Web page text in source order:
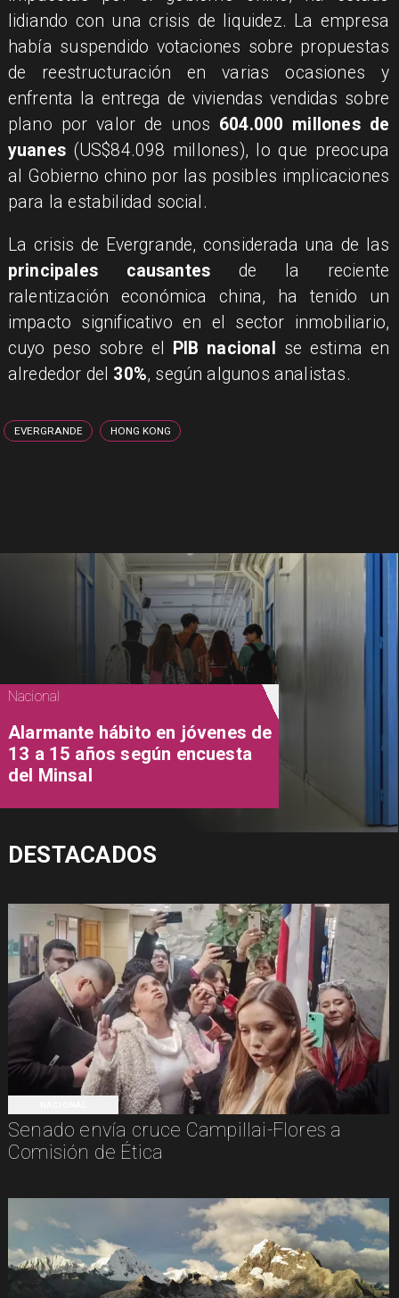
lidiando con una crisis de liquidez. La empresa
había suspendido votaciones sobre propuestas
de reestructuración en varias ocasiones y
enfrenta la entrega de viviendas vendidas sobre
plano por valor de unos 604.000 millones de
yuanes (US$84.098 millones), lo que preocupa
al Gobierno chino por las posibles implicaciones
para la estabilidad social.
La crisis de Evergrande, considerada una de las
principales causantes de la reciente
ralentización económica china, ha tenido un
impacto significativo en el sector inmobiliario,
cuyo peso sobre el
PIB nacional
se estima en
alrededor del 30%, según algunos analistas.
EVERGRANDE HONG KONG
Senado envía cruce Campillai-Flores a
Comisión de Ética
Nacional
Alarmante hábito en jóvenes de
13 a 15 años según encuesta
del Minsal
DESTACADOS